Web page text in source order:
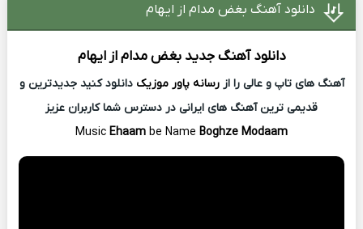
دانلود آهنگ بغض مدام از ایهام
دانلود آهنگ جدید بغض مدام ازایهام
آهنگ های تاپ و عالی را ازرسانه پاور موزیک دانلود کنید جدیدترین و
قدیمی ترین آهنگ های ایرانی در دسترس شما کاربران عزیز
Music Ehaam be Name Boghze Modaam